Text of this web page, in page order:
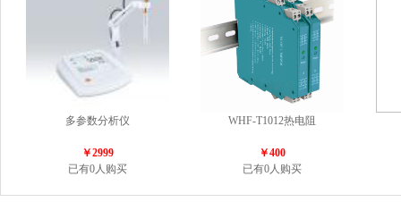
多参数分析仪
￥2999
已有0人购买
WHF-T1012热电阻
￥400
已有0人购买